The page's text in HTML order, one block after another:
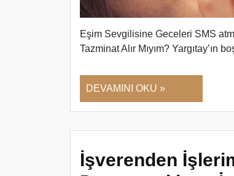
Eşim Sevgilisine Geceleri SMS
Tazminat Alır Mıyım? Yargıtay’ın
DEVAMINI OKU »
İşverenden